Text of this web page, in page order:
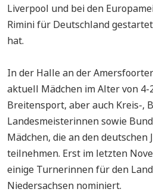
Liverpool und bei den
Rimini für Deutschland
hat.
In der Halle an der
aktuell Mädchen im Alter von 4-
Breitensport, aber auch Kreis-,
Landesmeisterinnen sowie
Mädchen, die an den
teilnehmen. Erst im letzten
einige Turnerinnen für den
Niedersachsen nominiert.